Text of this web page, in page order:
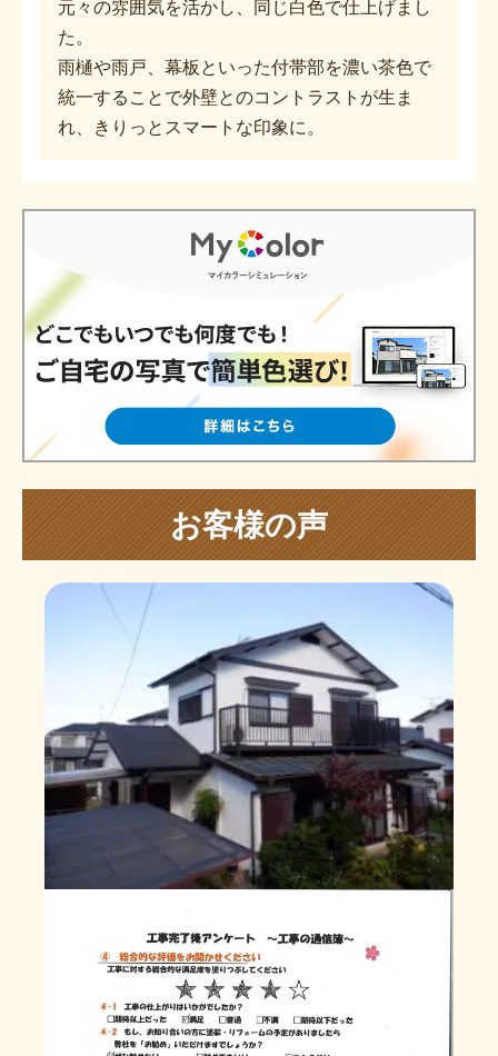
元々の雰囲気を活かし、同じ白色で仕上げまし
た。
雨樋や雨戸、幕板といった付帯部を濃い茶色で
統一することで外壁とのコントラストが生ま
れ、きりっとスマートな印象に。
お客様の声